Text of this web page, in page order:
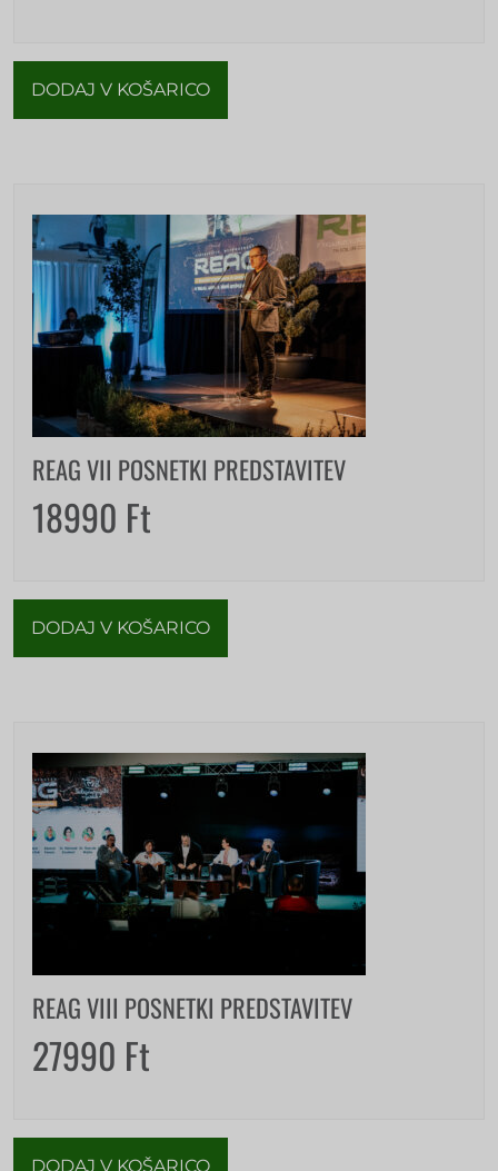
DODAJ V KOŠARICO
REAG VII POSNETKI PREDSTAVITEV
18990 Ft
DODAJ V KOŠARICO
REAG VIII POSNETKI PREDSTAVITEV
27990 Ft
DODAJ V KOŠARICO